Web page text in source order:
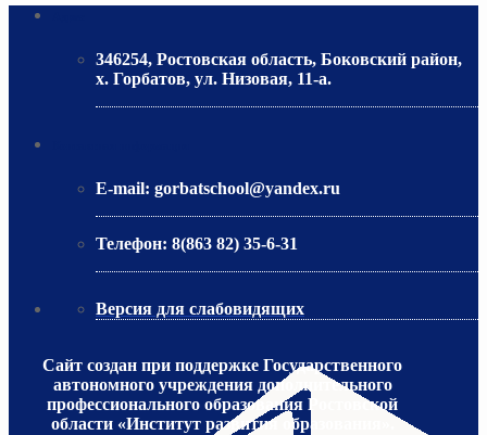
346254, Ростовская область, Боковский район,
х. Горбатов, ул. Низовая, 11-а.
E-mail: gorbatschool@yandex.ru
Телефон: 8(863 82) 35-6-31
Версия для слабовидящих
Сайт создан при поддержке Государственного
автономного учреждения дополнительного
профессионального образования Ростовской
области «Институт развития образования».